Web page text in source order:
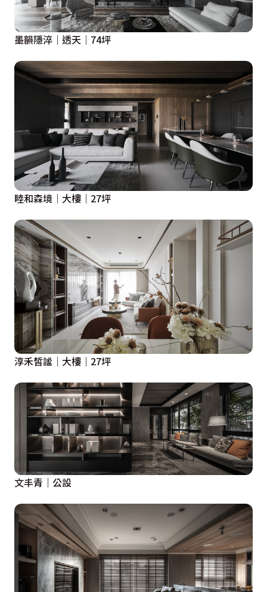
墨韻隱淬｜透天｜74坪
睦和森境｜大樓｜27坪
淳禾皙謐｜大樓｜27坪
文丰青｜公設